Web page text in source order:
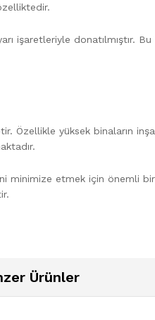
işaretleriyle donatılmıştır.
Özellikle yüksek binaların
minimize etmek için önemli
Ürünler